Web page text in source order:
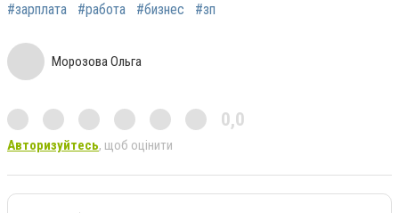
#зарплата #работа #бизнес #зп
Морозова Ольга
0,0
Авторизуйтесь, щоб оцінити